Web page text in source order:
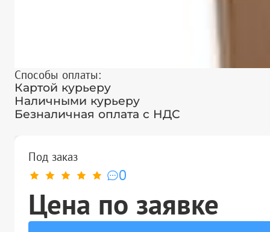
Способы оплаты:
Картой курьеру
Наличными курьеру
Безналичная оплата с НДС
Под заказ
0
Цена по заявке